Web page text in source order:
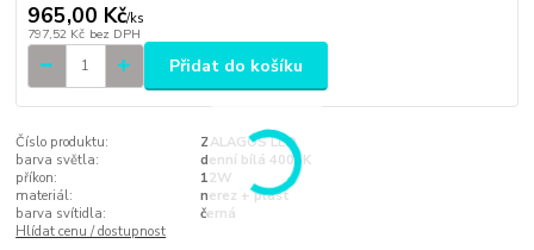
965,00 Kč/ks
797,52 Kč bez DPH
Přidat do košíku
Číslo produktu:
ZALAGOS LED
barva světla:
denní bílá 4000K
příkon:
12W
materiál:
nerez + plast
barva svítidla:
černá
Hlídat cenu / dostupnost